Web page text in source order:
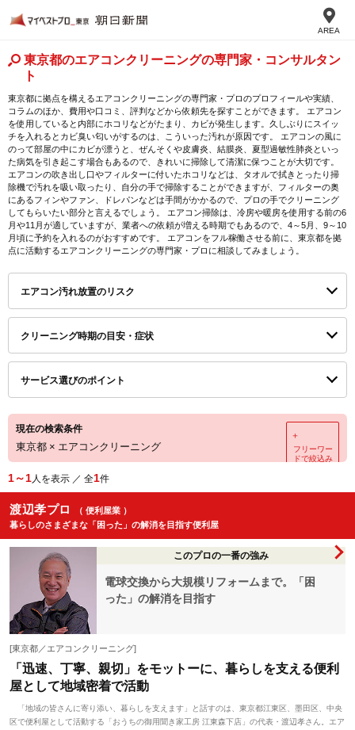
AREA
東京都のエアコンクリーニングの専門家・コンサルタン
ト
東京都に拠点を構えるエアコンクリーニングの専門家・プロのプロフィールや実績、
コラムのほか、費用や口コミ、評判などから依頼先を探すことができます。 エアコン
を使用していると内部にホコリなどがたまり、カビが発生します。久しぶりにスイッ
チを入れるとカビ臭い匂いがするのは、こういった汚れが原因です。 エアコンの風に
のって部屋の中にカビが漂うと、ぜんそくや皮膚炎、結膜炎、夏型過敏性肺炎といっ
た病気を引き起こす場合もあるので、きれいに掃除して清潔に保つことが大切です。
エアコンの吹き出し口やフィルターに付いたホコリなどは、タオルで拭きとったり掃
除機で汚れを吸い取ったり、自分の手で掃除することができますが、フィルターの奥
にあるフィンやファン、ドレパンなどは手間がかかるので、プロの手でクリーニング
してもらいたい部分と言えるでしょう。 エアコン掃除は、冷房や暖房を使用する前の6
月や11月が適していますが、業者への依頼が増える時期でもあるので、4～5月、9～10
月頃に予約を入れるのがおすすめです。 エアコンをフル稼働させる前に、東京都を拠
点に活動するエアコンクリーニングの専門家・プロに相談してみましょう。
エアコン汚れ放置のリスク
クリーニング時期の目安・症状
サービス選びのポイント
現在の検索条件
東京都 × エアコンクリーニング
＋
フリーワー
ドで絞込み
1～1人を表示 ／ 全1件
渡辺孝プロ
（ 便利屋業 ）
暮らしのさまざまな「困った」の解消を目指す便利屋
このプロの一番の強み
電球交換から大規模リフォームまで。「困
った」の解消を目指す
[東京都／エアコンクリーニング]
「迅速、丁寧、親切」をモットーに、暮らしを支える便利
屋として地域密着で活動
「地域の皆さんに寄り添い、暮らしを支えます」と話すのは、東京都江東区、墨田区、中央
区で便利屋として活動する「おうちの御用聞き家工房 江東森下店」の代表・渡辺孝さん。エア